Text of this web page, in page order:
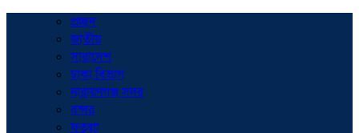
প্রচ্ছদ
জাতীয়
সারাদেশ
ঢাকা বিভাগ
নারায়ণগঞ্জ সদর
বন্দর
ফতুল্লা